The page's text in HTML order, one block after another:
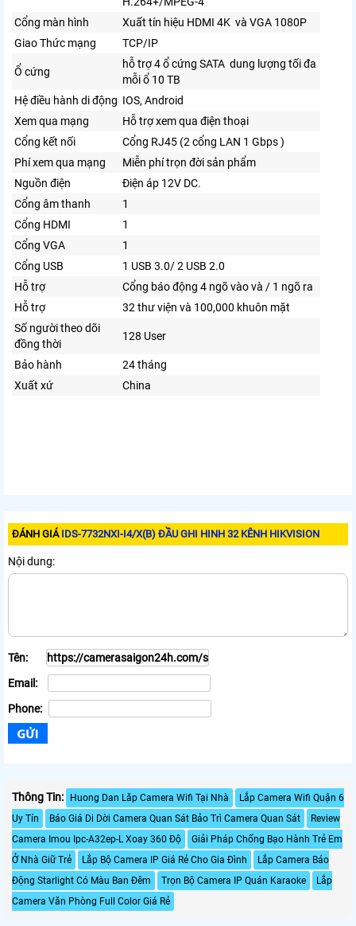
Cổng màn hình
Xuất tín hiệu HDMI 4K và VGA 1080P
Giao Thức mạng
TCP/IP
Ổ cứng
hỗ trợ 4 ổ cứng SATA dung lượng tối đa
mỗi ổ 10 TB
Hệ điều hành di động IOS, Android
Xem qua mạng
Hỗ trợ xem qua điện thoại
Cổng kết nối
Cổng RJ45 (2 cổng LAN 1 Gbps )
Phí xem qua mạng
Miễn phí trọn đời sản phẩm
Nguồn điện
Điện áp 12V DC.
Cổng âm thanh
1
Cổng HDMI
1
Cổng VGA
1
Cổng USB
1 USB 3.0/ 2 USB 2.0
Hỗ trợ
Cổng báo động 4 ngõ vào và / 1 ngõ ra
Hỗ trợ
32 thư viện và 100,000 khuôn mặt
Số người theo dõi
đồng thời
128 User
Bảo hành
24 tháng
Xuất xứ
China
ĐÁNH GIÁ IDS-7732NXI-I4/X(B) ĐẦU GHI HINH 32 KÊNH HIKVISION
Nội dung:
Tên:
Email:
Phone:
Thông Tin: Huong Dan Lăp Camera Wifi Tại Nhà
Lắp Camera Wifi Quận 6
Uy Tín
Báo Giá Di Dời Camera Quan Sát Bảo Trì Camera Quan Sát
Review
Camera Imou Ipc-A32ep-L Xoay 360 Độ
Giải Pháp Chống Bạo Hành Trẻ Em
Ở Nhà Giữ Trẻ
Lắp Bộ Camera IP Giá Rẻ Cho Gia Đình
Lắp Camera Báo
Động Starlight Có Màu Ban Đêm
Trọn Bộ Camera IP Quán Karaoke
Lắp
Camera Văn Phòng Full Color Giá Rẻ